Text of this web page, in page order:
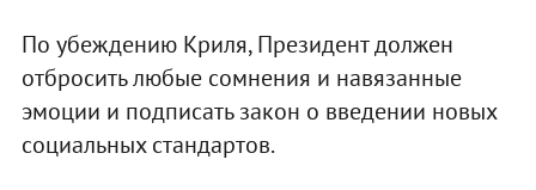
По убеждению Криля, Президент должен
отбросить любые сомнения и навязанные
эмоции и подписать закон о введении новых
социальных стандартов.